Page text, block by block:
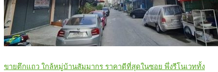
ขายตึกแถว ใกล้หมู่บ้านสัมมากร ราคาดีที่สุดในซอย พึ่งรีโนเวททั้ง